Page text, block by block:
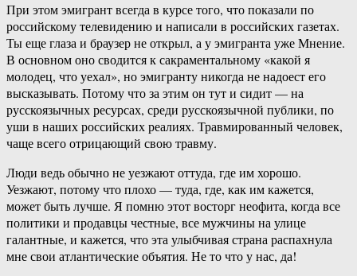
При этом эмигрант всегда в курсе того, что показали по
российскому телевидению и написали в российских газетах.
Ты еще глаза и браузер не открыл, а у эмигранта уже Мнение.
В основном оно сводится к сакраментальному «какой я
молодец, что уехал», но эмигранту никогда не надоест его
высказывать. Потому что за этим он тут и сидит — на
русскоязычных ресурсах, среди русскоязычной публики, по
уши в наших российских реалиях. Травмированный человек,
чаще всего отрицающий свою травму.
Люди ведь обычно не уезжают оттуда, где им хорошо.
Уезжают, потому что плохо — туда, где, как им кажется,
может быть лучше. Я помню этот восторг неофита, когда все
политики и продавцы честные, все мужчины на улице
галантные, и кажется, что эта улыбчивая страна распахнула
мне свои атлантические объятия. Не то что у нас, да!